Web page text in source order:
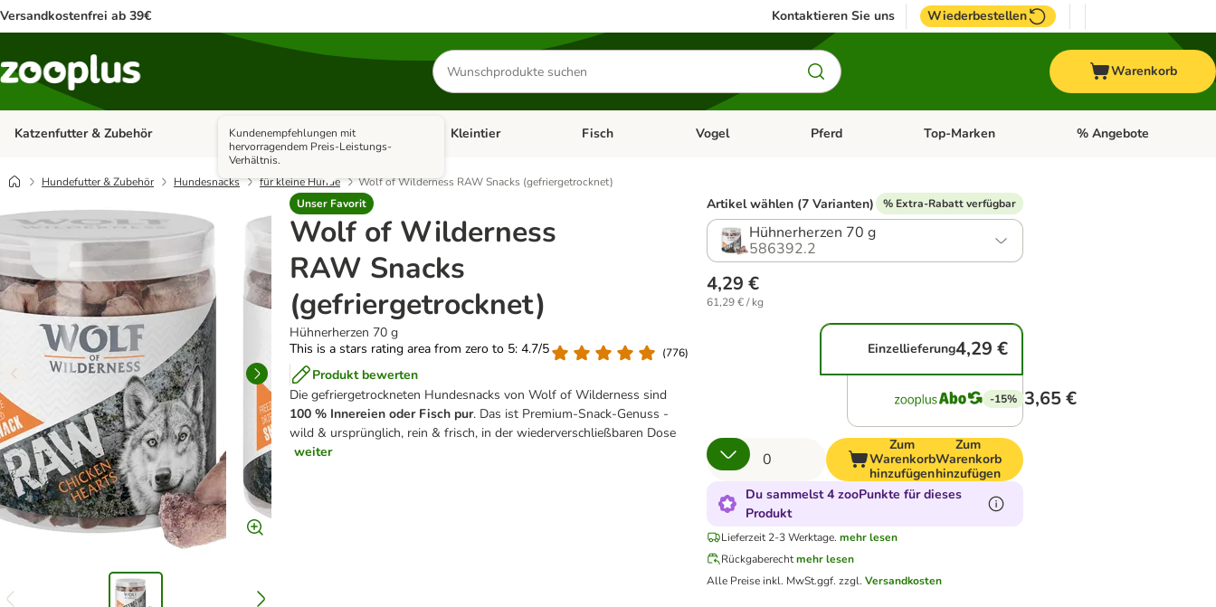
Versandkostenfrei ab 39€ Kontaktieren Sie uns Wiederbestellen
Produkte
suchen
Warenkorb
Katzenfutter & Zubehör Kategorie-Menü öffnen: Katzenfutter & Zubehör
Hundefutter & Zubehör Kategorie-Menü öffnen: Hundefutter & Zubehör
Kleintier Kategorie-Menü öffnen: Kleintier
Fisch Kategorie-Menü öffnen: Fisch
Vogel Kategorie-Menü öffnen: Vogel
Pferd Kategorie-Menü öffnen: Pferd
Top-Marken Kategorie-Menü öffnen:
% Angebote
Hundefutter & Zubehör Hundesnacks für kleine Hunde
Wolf of Wilderness RAW Snacks (gefriergetrocknet)
Unser Favorit
Kundenempfehlungen mit
hervorragendem Preis-Leistungs-
Verhältnis.
Wolf of Wilderness
RAW Snacks
(gefriergetrocknet)
Hühnerherzen 70 g
This is a stars rating area from zero to 5: 4.7/5
(776)
Produkt bewerten
Die gefriergetrockneten Hundesnacks von Wolf of Wilderness sind
100 % Innereien oder Fisch pur. Das ist Premium-Snack-Genuss -
wild & ursprünglich, rein & frisch, in der wiederverschließbaren Dose
weiter
Artikel wählen (7 Varianten) % Extra-Rabatt verfügbar
Hühnerherzen 70 g
586392.2
4,29 €
61,29 € / kg
Einzellieferung4,29 €
-15% 3,65 €
Zum
Warenkorb
hinzufügen
Zum
Warenkorb
hinzufügen
Du sammelst 4 zooPunkte für dieses
Produkt
Lieferzeit 2-3 Werktage. mehr lesen
Rückgaberecht mehr lesen
Alle Preise inkl. MwSt.ggf. zzgl. Versandkosten